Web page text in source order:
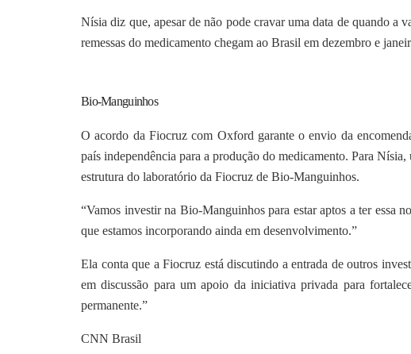
Nísia diz que, apesar de não pode cravar uma data de quando a
remessas do medicamento chegam ao Brasil em dezembro e
Bio-Manguinhos
O acordo da Fiocruz com Oxford garante o envio da
país independência para a produção do medicamento. Para
estrutura do laboratório da Fiocruz de Bio-Manguinhos.
“Vamos investir na Bio-Manguinhos para estar aptos a ter essa
que estamos incorporando ainda em desenvolvimento.”
Ela conta que a Fiocruz está discutindo a entrada de outros
em discussão para um apoio da iniciativa privada para
permanente.”
CNN Brasil